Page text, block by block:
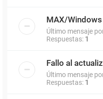
MAX/Windows
Último mensaje
Respuestas: 1
Fallo al
Último mensaje
Respuestas: 1